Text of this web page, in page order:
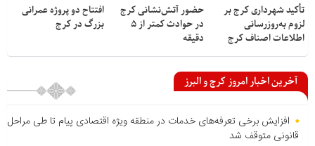
تأکید شهرداری کرج بر
لزوم به‌روزرسانی
اطلاعات اصناف کرج
حضور آتش‌نشانی کرج
در حوادث کمتر از ۵
دقیقه
افتتاح دو پروژه عمرانی
بزرگ در کرج
آخرین اخبار امروز کرج و البرز
افزایش برخی تعرفه‌های خدمات در منطقه ویژه اقتصادی پیام تا طی مراحل
قانونی متوقف شد